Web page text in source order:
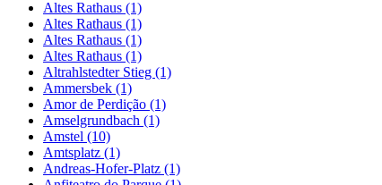
Altes Rathaus (1)
Altes Rathaus (1)
Altes Rathaus (1)
Altes Rathaus (1)
Altrahlstedter Stieg (1)
Ammersbek (1)
Amor de Perdição (1)
Amselgrundbach (1)
Amstel (10)
Amtsplatz (1)
Andreas-Hofer-Platz (1)